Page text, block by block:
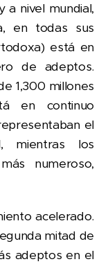
a nivel mundial,
en todas sus
está en
de adeptos.
1,300 millones
en continuo
el
mientras los
numeroso,
acelerado.
mitad de
adeptos en el